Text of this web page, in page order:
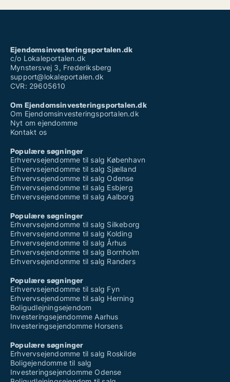
Ejendomsinvesteringsportalen.dk
c/o Lokaleportalen.dk
Mynstersvej 3, Frederiksberg
support@lokaleportalen.dk
CVR: 29605610
Om Ejendomsinvesteringsportalen.dk
Om Ejendomsinvesteringsportalen.dk
Nyt om ejendomme
Kontakt os
Populære søgninger
Erhvervsejendomme til salg København
Erhvervsejendomme til salg Sjælland
Erhvervsejendomme til salg Odense
Erhvervsejendomme til salg Esbjerg
Erhvervsejendomme til salg Aalborg
Populære søgninger
Erhvervsejendomme til salg Silkeborg
Erhvervsejendomme til salg Kolding
Erhvervsejendomme til salg Århus
Erhvervsejendomme til salg Bornholm
Erhvervsejendomme til salg Randers
Populære søgninger
Erhvervsejendomme til salg Fyn
Erhvervsejendomme til salg Herning
Boligudlejningsejendom
Investeringsejendomme Aarhus
Investeringsejendomme Horsens
Populære søgninger
Erhvervsejendomme til salg Roskilde
Boligejendomme til salg
Investeringsejendomme Odense